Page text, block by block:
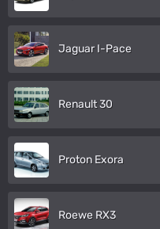
Jaguar I-Pace
Renault 30
Proton Exora
Roewe RX3